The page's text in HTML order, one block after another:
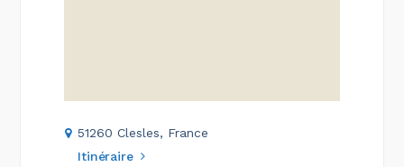
51260 Clesles, France
Itinéraire